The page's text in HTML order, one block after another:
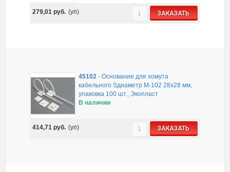
279,01руб. (уп) ЗАКАЗАТЬ
45102 -Основание для хомута
кабельного Sдиаметр M-102 28х28 мм,
упаковка 100 шт., Экопласт
В наличии
414,71руб. (уп) ЗАКАЗАТЬ